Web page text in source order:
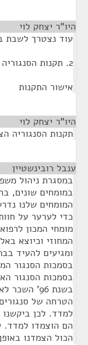
היו"ר יצחק לוי
עוד נצטרך לשבת
2. תקנות הסנגוריה הציבורית (תיקון), התשס"ט-2008
אישור התקנות
היו"ר יצחק לוי
תקנות הסנגוריה
ענבל רובינשטיין
במסגרת ניהול
במומחים שונים,
המומחים שלנו
כדי לערער על
מומחי המכון
המחוזי וכיוצא
ומגיעים להעיד
בסמכות הסנגור
בסמכות הסנגור
בשנת 96'
הטרחה של
הם הוצמדו למדד.
הכול הצמדנו